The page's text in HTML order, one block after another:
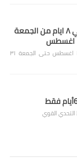
بداية تحدي نسف الدهون في ٨ ايام من الجمعة
بداية تحدي نسف الدهون في ٨ ايام من الجمعة ٢٤ اغسطس حتى الجمعة ٣١